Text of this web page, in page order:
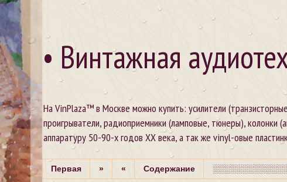
• Винтажная
На VinPlaza™ в Москве можно купить: усилители
проигрыватели, радиоприемники (ламповые, тюнеры), колонки
аппаратуру 50-90-х годов XX века, а так же vinyl-овые
Первая » « Содержание